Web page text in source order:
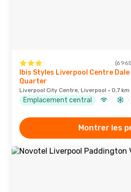
(6
Ibis Styles Liverpool Centre
Quarter
Liverpool City Centre, Liverpool · 0,7
Emplacement central
Montrer les